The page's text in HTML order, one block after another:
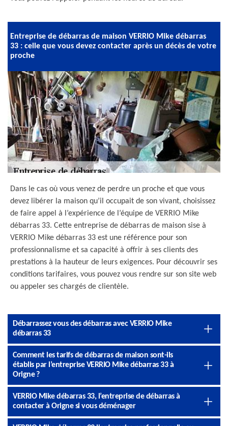
Entreprise de débarras de maison VERRIO Mike débarras
33 : celle que vous devez contacter après un décès de votre
proche
Dans le cas où vous venez de perdre un proche et que vous
devez libérer la maison qu’il occupait de son vivant, choisissez
de faire appel à l’expérience de l’équipe de VERRIO Mike
débarras 33. Cette entreprise de débarras de maison sise à
VERRIO Mike débarras 33 est une référence pour son
professionnalisme et sa capacité à offrir à ses clients des
prestations à la hauteur de leurs exigences. Pour découvrir ses
conditions tarifaires, vous pouvez vous rendre sur son site web
ou appeler ses chargés de clientèle.
Débarrassez vous des débarras avec VERRIO Mike
débarras 33
Comment les tarifs de débarras de maison sont-ils
établis par l’entreprise VERRIO Mike débarras 33 à
Origne ?
VERRIO Mike débarras 33, l’entreprise de débarras à
contacter à Origne si vous déménager